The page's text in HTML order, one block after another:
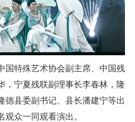
特殊艺术协会副主席、中国残
，宁夏残联副理事长李春林，隆
德县委副书记、县长潘建宁等出
观众一同观看演出。